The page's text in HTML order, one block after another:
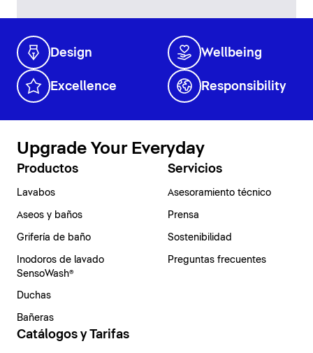
Design Wellbeing
Excellence Responsibility
Upgrade Your Everyday
Productos
Lavabos
Aseos y baños
Grifería de baño
Inodoros de lavado
SensoWash®
Duchas
Bañeras
Servicios
Asesoramiento técnico
Prensa
Sostenibilidad
Preguntas frecuentes
Catálogos y Tarifas